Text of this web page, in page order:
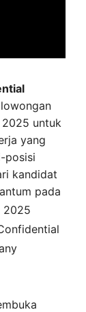
untuk
yang
posisi
kandidat
pada
2025